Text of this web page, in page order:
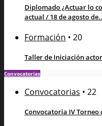
Diplomado ¿Actuar lo
actual / 18 de agosto
Formación • 20
Taller de Iniciación
Convocatorias
Convocatorias • 22
Convocatoria IV Torneo